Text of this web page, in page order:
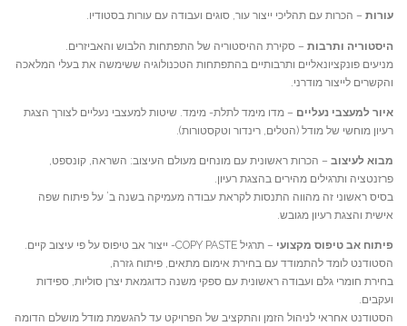
עורות – הכרות עם תהליכי ייצור עור, סוגים ועבודה עם עורות בסטודיו.
היסטוריה ותרבות – סקירת ההיסטוריה של התפתחות הלבוש והאביזרים.
מניעים פונקציונאליים ותרבותיים בהתפתחות הטכנולוגיה ששימשה את בעלי המלאכה
והקשרים לייצור מודרני.
איור למעצבי נעליים – מדו מימד לתלת- מימד. שיטות למעצבי נעליים לצורך הצגת
רעיון מוחשי של מודל (הטלים, רינדור וטקסטורות).
מבוא לעיצוב – הכרות ראשונית עם מונחים מעולם העיצוב: השראה, קונספט,
פרזנטציה ותרגילים מהירים בהצגת רעיון.
בסיס ראשוני זה מהווה התנסות לקראת עבודה מעמיקה בשנה ב’ על פיתוח שפה
אישית והצגת רעיון מגובש.
פיתוח אב טיפוס מקצועי – תרגיל COPY PASTE- ייצור אב טיפוס על פי עיצוב קיים.
הסטודנט לומד להתמודד עם בחירת אימום מתאים, פיתוח גזרה,
בחירת חומרי גלם ועבודה ראשונית עם ספקי משנה כדוגמאת יצרן סוליות, ספידות
ועקבים.
הסטודנט אחראי לניהול הזמן והתקציב של הפרויקט עד להגשמת מודל מושלם הדומה